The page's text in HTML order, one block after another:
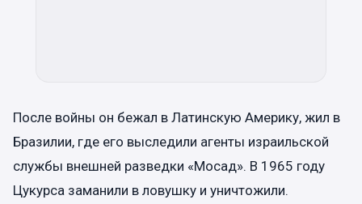
После войны он бежал в Латинскую Америку, жил в
Бразилии, где его выследили агенты израильской
службы внешней разведки «Мосад». В 1965 году
Цукурса заманили в ловушку и уничтожили.